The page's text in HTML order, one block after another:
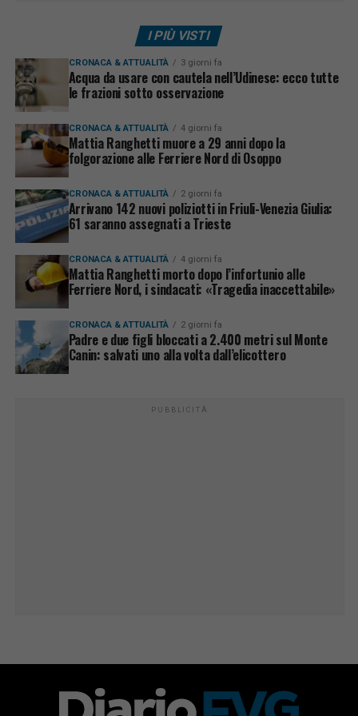
I PIÙ VISTI
CRONACA & ATTUALITÀ 3 giorni fa
Acqua da usare con cautela nell’Udinese: ecco tutte
le frazioni sotto osservazione
CRONACA & ATTUALITÀ 4 giorni fa
Mattia Ranghetti muore a 29 anni dopo la
folgorazione alle Ferriere Nord di Osoppo
CRONACA & ATTUALITÀ 2 giorni fa
Arrivano 142 nuovi poliziotti in Friuli-Venezia Giulia:
61 saranno assegnati a Trieste
CRONACA & ATTUALITÀ 4 giorni fa
Mattia Ranghetti morto dopo l’infortunio alle
Ferriere Nord, i sindacati: «Tragedia inaccettabile»
CRONACA & ATTUALITÀ 2 giorni fa
Padre e due figli bloccati a 2.400 metri sul Monte
Canin: salvati uno alla volta dall’elicottero
PUBBLICITÀ